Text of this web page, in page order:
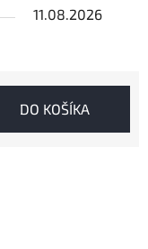
11.08.2026
DO KOŠÍKA